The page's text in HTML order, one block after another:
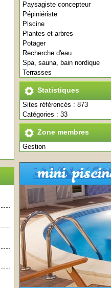
Paysagiste concepteur
Pépiniériste
Piscine
Plantes et arbres
Potager
Recherche d'eau
Spa, sauna, bain nordique
Terrasses
Statistiques
Sites référencés : 873
Catégories : 33
Zone membres
Gestion